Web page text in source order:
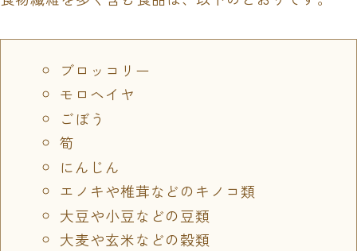
ブロッコリー
モロヘイヤ
ごぼう
筍
にんじん
エノキや椎茸などのキノコ類
大豆や小豆などの豆類
大麦や玄米などの穀類